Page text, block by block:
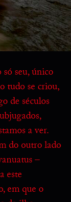
seu, único
tudo se criou,
de séculos
a ver.
do outro lado
–
este
em que o